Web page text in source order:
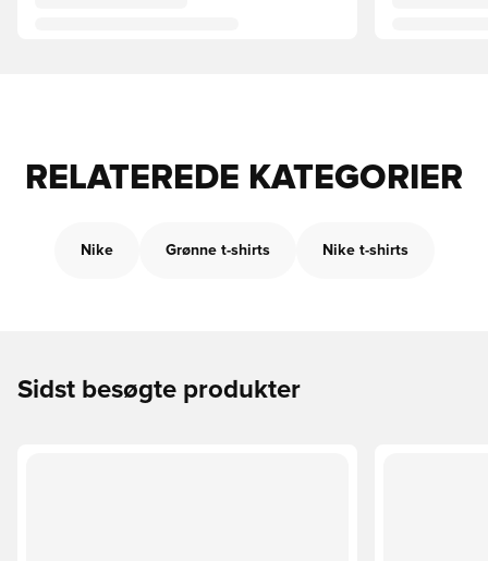
RELATEREDE KATEGORIER
Nike Grønne t-shirts Nike t-shirts
Sidst besøgte produkter